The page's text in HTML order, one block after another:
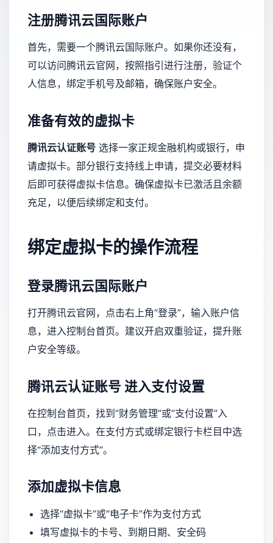
注册腾讯云国际账户
首先，需要一个腾讯云国际账户。如果你还没有，
可以访问腾讯云官网，按照指引进行注册，验证个
人信息，绑定手机号及邮箱，确保账户安全。
准备有效的虚拟卡
腾讯云认证账号 选择一家正规金融机构或银行，申
请虚拟卡。部分银行支持线上申请，提交必要材料
后即可获得虚拟卡信息。确保虚拟卡已激活且余额
充足，以便后续绑定和支付。
绑定虚拟卡的操作流程
登录腾讯云国际账户
打开腾讯云官网，点击右上角“登录”，输入账户信
息，进入控制台首页。建议开启双重验证，提升账
户安全等级。
腾讯云认证账号 进入支付设置
在控制台首页，找到“财务管理”或“支付设置”入
口，点击进入。在支付方式或绑定银行卡栏目中选
择“添加支付方式”。
添加虚拟卡信息
选择“虚拟卡”或“电子卡”作为支付方式
填写虚拟卡的卡号、到期日期、安全码